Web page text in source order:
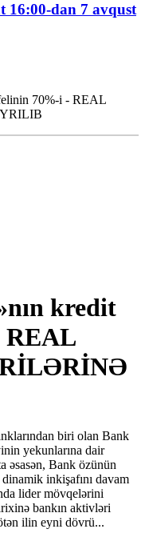
16:00-dan 7 avqust
70%-i - REAL
kredit
biri olan Bank
yekunlarına dair
əsasən, Bank özünün
inkişafını davam
lider mövqelərini
bankın aktivləri
ilin eyni dövrü...